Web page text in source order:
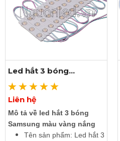
IP67: Chống nước
Kích thước bóng: Đầu
5mm, đế 9mm
Chiều dài: 3m gồm 50
Xem thêm ảnh
Led hắt 3 bóng
samsung màu vàng
nắng
Liên hệ
Mô tả về led hắt 3 bóng
Samsung màu vàng nắng
Tên sản phẩm: Led hắt 3